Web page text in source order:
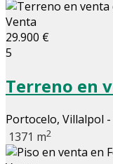
Venta
29.900 €
5
Terreno en
Portocelo, Villalpol
1371 m2